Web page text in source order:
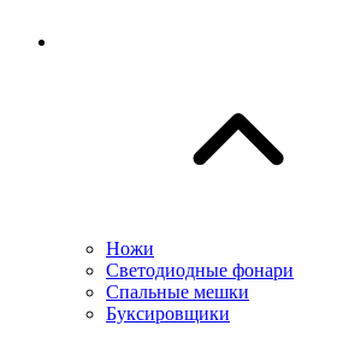
Ножи
Светодиодные фонари
Спальные мешки
Буксировщики